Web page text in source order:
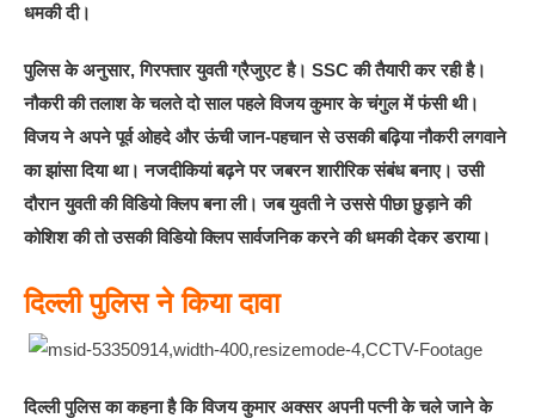
धमकी दी।
पुलिस के अनुसार, गिरफ्तार युवती ग्रैजुएट है। SSC की तैयारी कर रही है।
नौकरी की तलाश के चलते दो साल पहले विजय कुमार के चंगुल में फंसी थी।
विजय ने अपने पूर्व ओहदे और ऊंची जान-पहचान से उसकी बढ़िया नौकरी लगवाने
का झांसा दिया था। नजदीकियां बढ़ने पर जबरन शारीरिक संबंध बनाए। उसी
दौरान युवती की विडियो क्लिप बना ली। जब युवती ने उससे पीछा छुड़ाने की
कोशिश की तो उसकी विडियो क्लिप सार्वजनिक करने की धमकी देकर डराया।
दिल्ली पुलिस ने किया दावा
दिल्ली पुलिस का कहना है कि विजय कुमार अक्सर अपनी पत्नी के चले जाने के